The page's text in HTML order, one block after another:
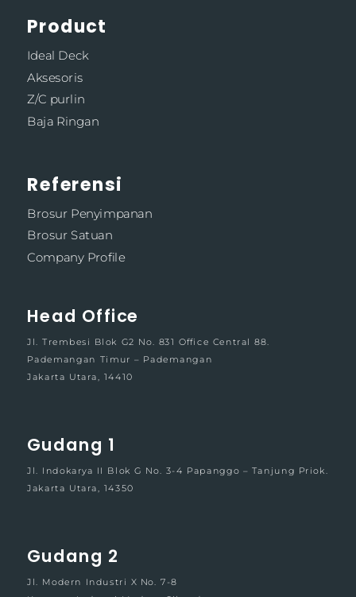
Product
Ideal Deck
Aksesoris
Z/C purlin
Baja Ringan
Referensi
Brosur Penyimpanan
Brosur Satuan
Company Profile
Head Office
Jl. Trembesi Blok G2 No. 831 Office Central 88.
Pademangan Timur – Pademangan
Jakarta Utara, 14410
Gudang 1
Jl. Indokarya II Blok G No. 3-4 Papanggo – Tanjung Priok.
Jakarta Utara, 14350
Gudang 2
Jl. Modern Industri X No. 7-8